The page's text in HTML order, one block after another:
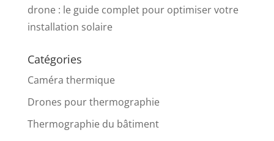
drone : le guide complet pour optimiser votre
installation solaire
Catégories
Caméra thermique
Drones pour thermographie
Thermographie du bâtiment